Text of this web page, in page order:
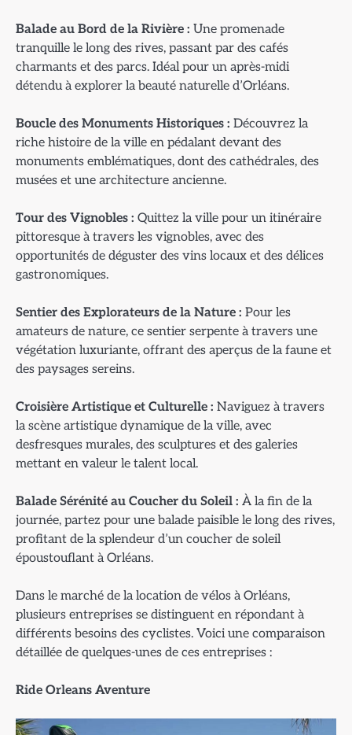
Balade au Bord de la Rivière : Une promenade
tranquille le long des rives, passant par des cafés
charmants et des parcs. Idéal pour un après-midi
détendu à explorer la beauté naturelle d’Orléans.
Boucle des Monuments Historiques : Découvrez la
riche histoire de la ville en pédalant devant des
monuments emblématiques, dont des cathédrales, des
musées et une architecture ancienne.
Tour des Vignobles : Quittez la ville pour un itinéraire
pittoresque à travers les vignobles, avec des
opportunités de déguster des vins locaux et des délices
gastronomiques.
Sentier des Explorateurs de la Nature : Pour les
amateurs de nature, ce sentier serpente à travers une
végétation luxuriante, offrant des aperçus de la faune et
des paysages sereins.
Croisière Artistique et Culturelle : Naviguez à travers
la scène artistique dynamique de la ville, avec
desfresques murales, des sculptures et des galeries
mettant en valeur le talent local.
Balade Sérénité au Coucher du Soleil : À la fin de la
journée, partez pour une balade paisible le long des rives,
profitant de la splendeur d’un coucher de soleil
époustouflant à Orléans.
Dans le marché de la location de vélos à Orléans,
plusieurs entreprises se distinguent en répondant à
différents besoins des cyclistes. Voici une comparaison
détaillée de quelques-unes de ces entreprises :
Ride Orleans Aventure